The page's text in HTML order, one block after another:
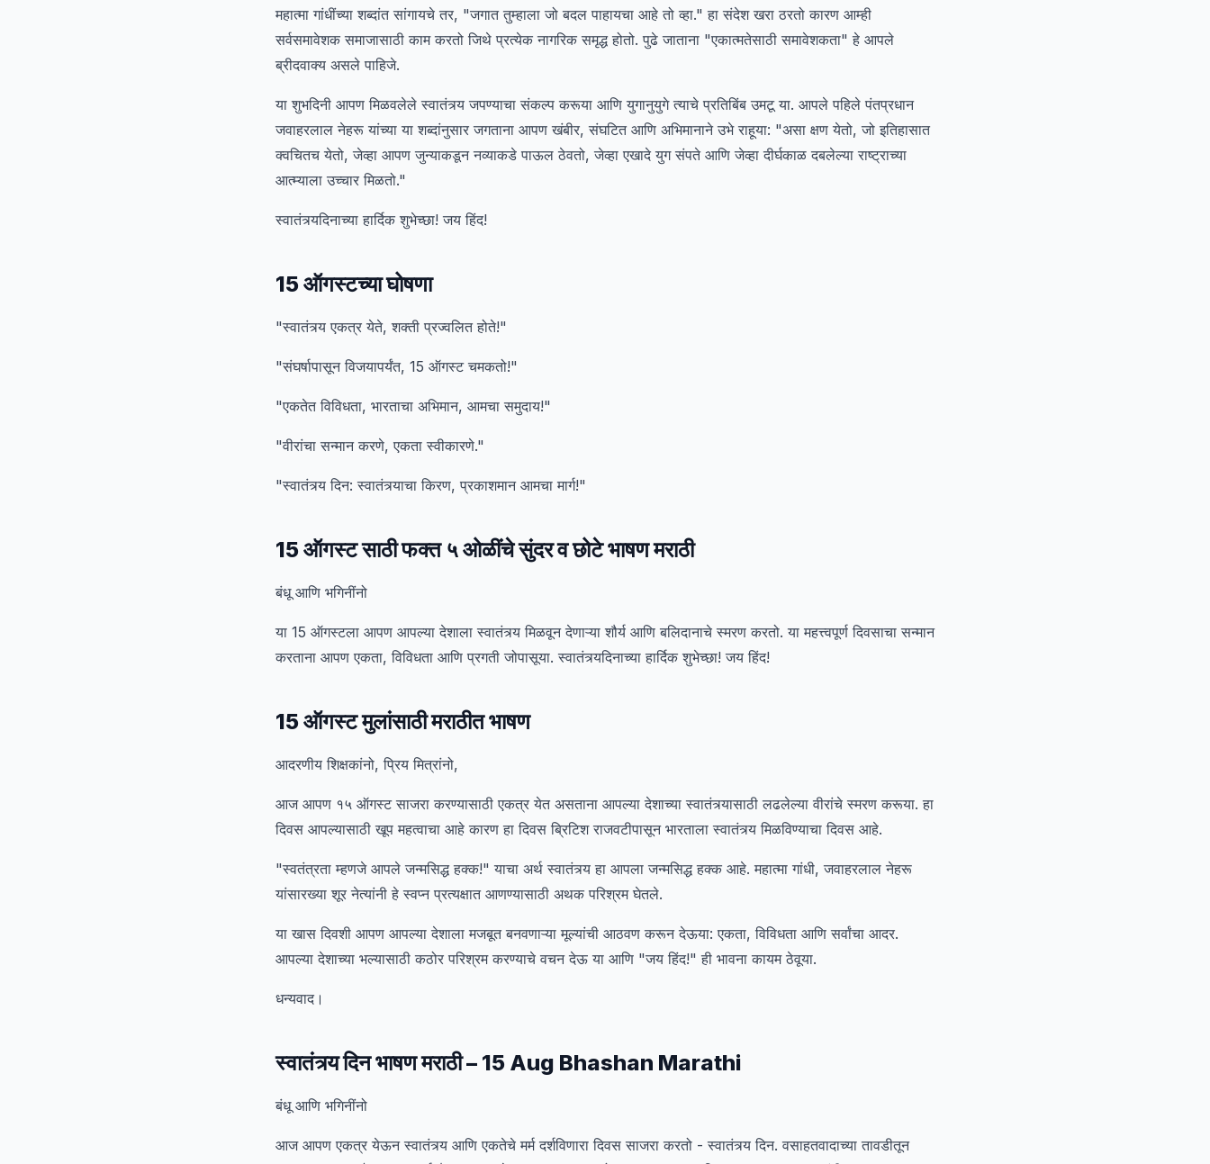
महात्मा गांधींच्या शब्दांत सांगायचे तर, "जगात तुम्हाला जो बदल पाहायचा आहे तो व्हा." हा संदेश खरा ठरतो कारण आम्ही
सर्वसमावेशक समाजासाठी काम करतो जिथे प्रत्येक नागरिक समृद्ध होतो. पुढे जाताना "एकात्मतेसाठी समावेशकता" हे आपले
ब्रीदवाक्य असले पाहिजे.
या शुभदिनी आपण मिळवलेले स्वातंत्र्य जपण्याचा संकल्प करूया आणि युगानुयुगे त्याचे प्रतिबिंब उमटू या. आपले पहिले पंतप्रधान
जवाहरलाल नेहरू यांच्या या शब्दांनुसार जगताना आपण खंबीर, संघटित आणि अभिमानाने उभे राहूया: "असा क्षण येतो, जो इतिहासात
क्वचितच येतो, जेव्हा आपण जुन्याकडून नव्याकडे पाऊल ठेवतो, जेव्हा एखादे युग संपते आणि जेव्हा दीर्घकाळ दबलेल्या राष्ट्राच्या
आत्म्याला उच्चार मिळतो."
स्वातंत्र्यदिनाच्या हार्दिक शुभेच्छा! जय हिंद!
15 ऑगस्टच्या घोषणा
"स्वातंत्र्य एकत्र येते, शक्ती प्रज्वलित होते!"
"संघर्षापासून विजयापर्यंत, 15 ऑगस्ट चमकतो!"
"एकतेत विविधता, भारताचा अभिमान, आमचा समुदाय!"
"वीरांचा सन्मान करणे, एकता स्वीकारणे."
"स्वातंत्र्य दिन: स्वातंत्र्याचा किरण, प्रकाशमान आमचा मार्ग!"
15 ऑगस्ट साठी फक्त ५ ओळींचे सुंदर व छोटे भाषण मराठी
बंधू आणि भगिनींनो
या 15 ऑगस्टला आपण आपल्या देशाला स्वातंत्र्य मिळवून देणाऱ्या शौर्य आणि बलिदानाचे स्मरण करतो. या महत्त्वपूर्ण दिवसाचा सन्मान
करताना आपण एकता, विविधता आणि प्रगती जोपासूया. स्वातंत्र्यदिनाच्या हार्दिक शुभेच्छा! जय हिंद!
15 ऑगस्ट मुलांसाठी मराठीत भाषण
आदरणीय शिक्षकांनो, प्रिय मित्रांनो,
आज आपण १५ ऑगस्ट साजरा करण्यासाठी एकत्र येत असताना आपल्या देशाच्या स्वातंत्र्यासाठी लढलेल्या वीरांचे स्मरण करूया. हा
दिवस आपल्यासाठी खूप महत्वाचा आहे कारण हा दिवस ब्रिटिश राजवटीपासून भारताला स्वातंत्र्य मिळविण्याचा दिवस आहे.
"स्वतंत्रता म्हणजे आपले जन्मसिद्ध हक्क!" याचा अर्थ स्वातंत्र्य हा आपला जन्मसिद्ध हक्क आहे. महात्मा गांधी, जवाहरलाल नेहरू
यांसारख्या शूर नेत्यांनी हे स्वप्न प्रत्यक्षात आणण्यासाठी अथक परिश्रम घेतले.
या खास दिवशी आपण आपल्या देशाला मजबूत बनवणाऱ्या मूल्यांची आठवण करून देऊया: एकता, विविधता आणि सर्वांचा आदर.
आपल्या देशाच्या भल्यासाठी कठोर परिश्रम करण्याचे वचन देऊ या आणि "जय हिंद!" ही भावना कायम ठेवूया.
धन्यवाद।
स्वातंत्र्य दिन भाषण मराठी – 15 Aug Bhashan Marathi
बंधू आणि भगिनींनो
आज आपण एकत्र येऊन स्वातंत्र्य आणि एकतेचे मर्म दर्शविणारा दिवस साजरा करतो - स्वातंत्र्य दिन. वसाहतवादाच्या तावडीतून